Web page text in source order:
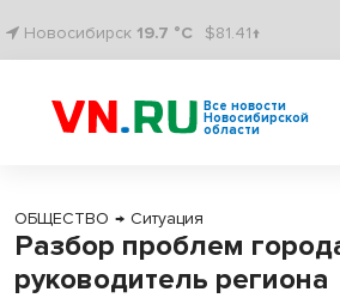
Новосибирск 19.7 °C $81.41↑
Все новости
Новосибирской
области
ОБЩЕСТВО → Ситуация
Разбор проблем
руководитель региона